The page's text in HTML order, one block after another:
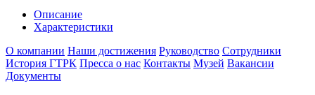
Описание
Характеристики
О компании Наши достижения Руководство Сотрудники
История ГТРК Пресса о нас Контакты Музей Вакансии
Документы